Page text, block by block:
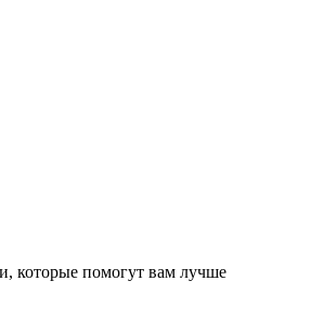
которые помогут вам лучше